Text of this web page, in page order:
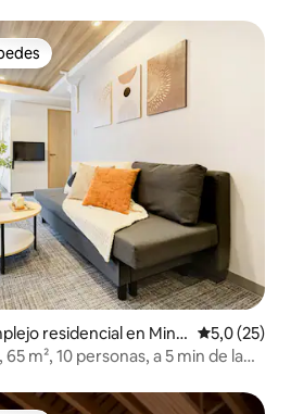
Shibuya, Shinjuku y Asakusa
Ginza y de la Torre de Tokio |
más destacados
residencial en Mina
Calificación
5,0 (25)
m², 10 personas, a 5 min de la